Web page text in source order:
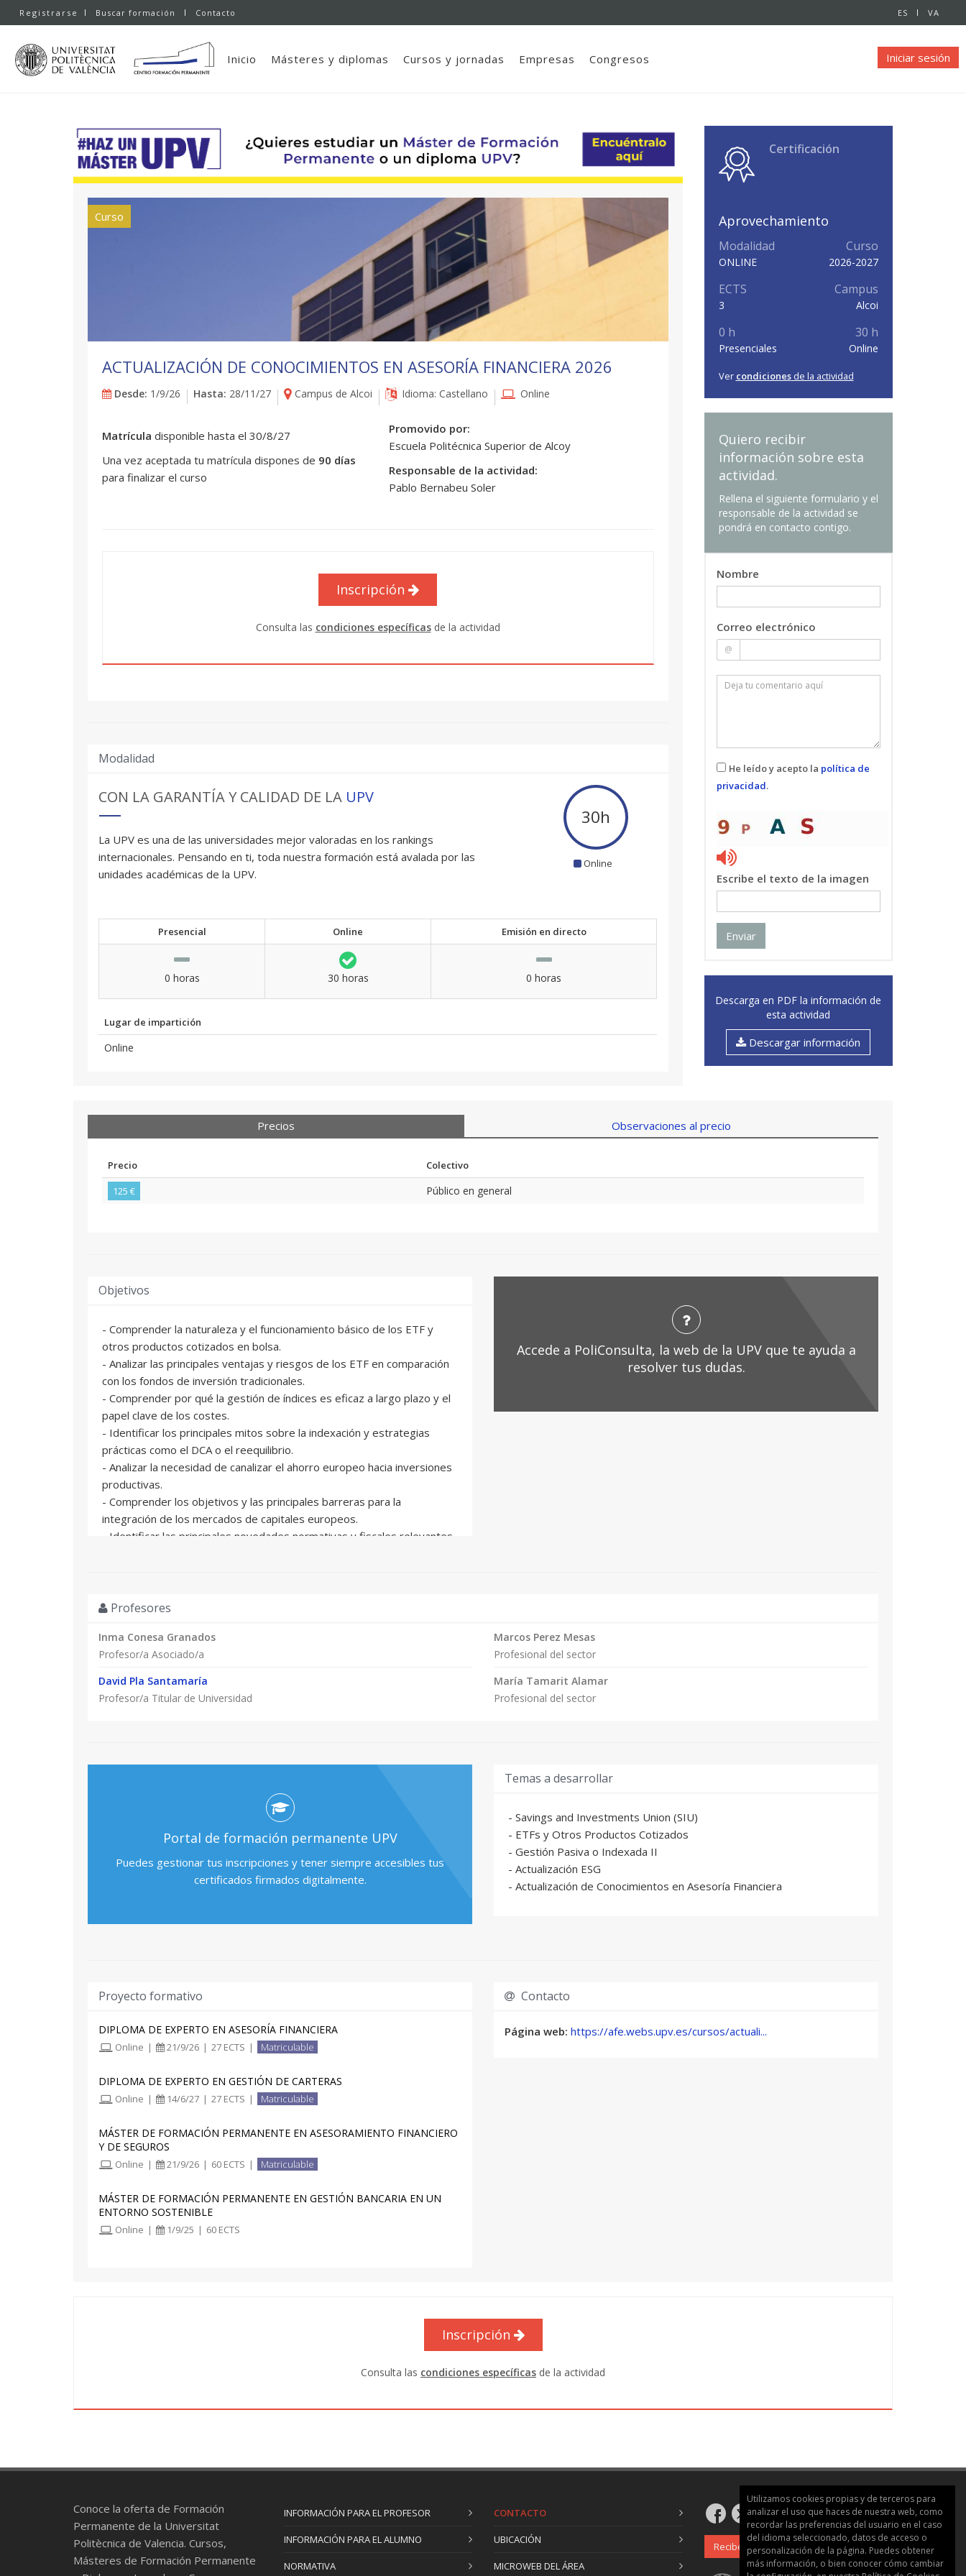
Registrarse Buscar formación Contacto ES VA
Iniciar sesión
Inicio Másteres y diplomas Cursos y jornadas Empresas Congresos
Curso
ACTUALIZACIÓN DE CONOCIMIENTOS EN ASESORÍA FINANCIERA 2026
Desde: 1/9/26 Hasta: 28/11/27 Campus de Alcoi Idioma: Castellano Online
Matrícula disponible hasta el 30/8/27
Una vez aceptada tu matrícula dispones de 90 días
para finalizar el curso
Promovido por:
Escuela Politécnica Superior de Alcoy
Responsable de la actividad:
Pablo Bernabeu Soler
Inscripción
Consulta las condiciones específicasde la actividad
Modalidad
CON LA GARANTÍA Y CALIDAD DE LA UPV
La UPV es una de las universidades mejor valoradas en los rankings
internacionales. Pensando en ti, toda nuestra formación está avalada por las
unidades académicas de la UPV.
30h
Online
Presencial Online Emisión en directo
0 horas 30 horas 0 horas
Lugar de impartición
Online
Certificación
Aprovechamiento
Modalidad
ONLINE
Curso
2026-2027
ECTS
3
Campus
Alcoi
0 h
Presenciales
30 h
Online
Ver condicionesde la actividad
Quiero recibir
información sobre esta
actividad.
Rellena el siguiente formulario y el
responsable de la actividad se
pondrá en contacto contigo.
Nombre
Correo electrónico
@
He leído y acepto la política de
privacidad.
Escribe el texto de la imagen
Enviar
Descarga en PDF la información de
esta actividad
Descargar información
Precios Observaciones al precio
Precio
Colectivo
125 €
Público en general
Objetivos
- Comprender la naturaleza y el funcionamiento básico de los ETF y
otros productos cotizados en bolsa.
- Analizar las principales ventajas y riesgos de los ETF en comparación
con los fondos de inversión tradicionales.
- Comprender por qué la gestión de índices es eficaz a largo plazo y el
papel clave de los costes.
- Identificar los principales mitos sobre la indexación y estrategias
prácticas como el DCA o el reequilibrio.
- Analizar la necesidad de canalizar el ahorro europeo hacia inversiones
productivas.
- Comprender los objetivos y las principales barreras para la
integración de los mercados de capitales europeos.
- Identificar las principales novedades normativas y fiscales relevantes
- Comprender las tendencias clave y el marco normativo de las finanzas
- Analizar el impacto de la innovación tecnológica y el bienestar
financiero en la práctica profesional.
Accede a PoliConsulta, la web de la UPV que te ayuda a
resolver tus dudas.
Profesores
Inma Conesa Granados
Profesor/a Asociado/a
David Pla Santamaría
Profesor/a Titular de Universidad
Marcos Perez Mesas
Profesional del sector
María Tamarit Alamar
Profesional del sector
Portal de formación permanente UPV
Puedes gestionar tus inscripciones y tener siempre accesibles tus
certificados firmados digitalmente.
Temas a desarrollar
- Savings and Investments Union (SIU)
- ETFs y Otros Productos Cotizados
- Gestión Pasiva o Indexada II
- Actualización ESG
- Actualización de Conocimientos en Asesoría Financiera
Proyecto formativo
DIPLOMA DE EXPERTO EN ASESORÍA FINANCIERA
Online | 21/9/26 | 27 ECTS | Matriculable
DIPLOMA DE EXPERTO EN GESTIÓN DE CARTERAS
Online | 14/6/27 | 27 ECTS | Matriculable
MÁSTER DE FORMACIÓN PERMANENTE EN ASESORAMIENTO FINANCIERO
Y DE SEGUROS
Online | 21/9/26 | 60 ECTS | Matriculable
MÁSTER DE FORMACIÓN PERMANENTE EN GESTIÓN BANCARIA EN UN
ENTORNO SOSTENIBLE
Online | 1/9/25 | 60 ECTS
Contacto
Página web: https://afe.webs.upv.es/cursos/actuali...
Inscripción
Consulta las condiciones específicas de la actividad
Conoce la oferta de Formación
Permanente de la Universitat
Politècnica de Valencia. Cursos,
Másteres de Formación Permanente
INFORMACIÓN PARA EL PROFESOR
INFORMACIÓN PARA EL ALUMNO
NORMATIVA
CONTACTO
UBICACIÓN
MICROWEB DEL ÁREA
Recibe nuestro boletín
Utilizamos cookies propias y de terceros para
analizar el uso que haces de nuestra web, como
recordar las preferencias del usuario en el caso
del idioma seleccionado, datos de acceso o
personalización de la página. Puedes obtener
más información, o bien conocer cómo cambiar